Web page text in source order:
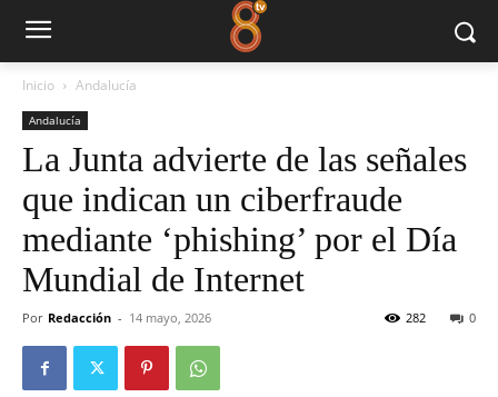
Inicio Andalucía
Andalucía
La Junta advierte de las señales
que indican un ciberfraude
mediante ‘phishing’ por el Día
Mundial de Internet
Por Redacción - 14 mayo, 2026 0
282